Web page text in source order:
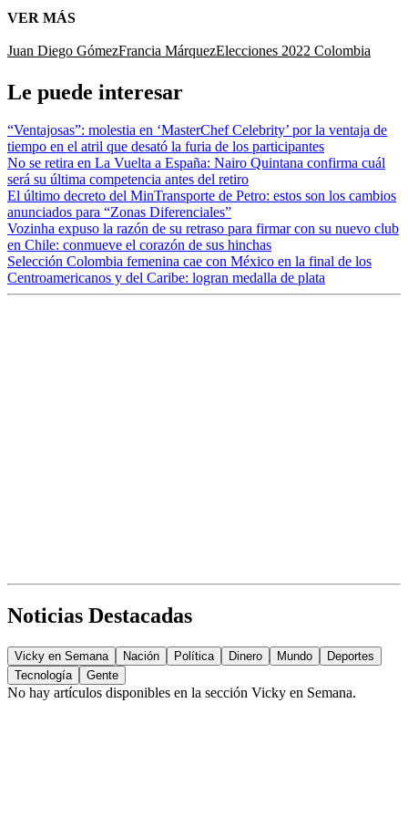
VER MÁS
Juan Diego GómezFrancia MárquezElecciones 2022 Colombia
Le puede interesar
“Ventajosas”: molestia en ‘MasterChef Celebrity’ por la ventaja de
tiempo en el atril que desató la furia de los participantes
No se retira en La Vuelta a España: Nairo Quintana confirma cuál
será su última competencia antes del retiro
El último decreto del MinTransporte de Petro: estos son los cambios
anunciados para “Zonas Diferenciales”
Vozinha expuso la razón de su retraso para firmar con su nuevo club
en Chile: conmueve el corazón de sus hinchas
Selección Colombia femenina cae con México en la final de los
Centroamericanos y del Caribe: logran medalla de plata
Noticias Destacadas
Vicky en Semana Nación Política Dinero Mundo
Deportes
Tecnología
Gente
No hay artículos disponibles en la sección Vicky en Semana.